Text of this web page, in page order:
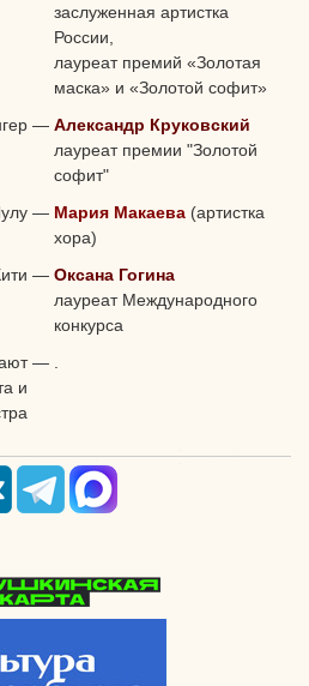
заслуженная артистка
России,
лауреат премий «Золотая
маска» и «Золотой софит»
— Александр Круковский
лауреат премии "Золотой
софит"
— Мария Макаева (артистка
хора)
— Оксана Гогина
лауреат Международного
конкурса
и
—